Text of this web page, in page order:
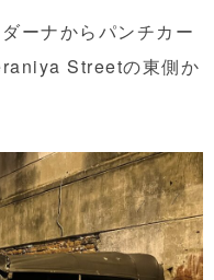
ーナからパンチカー
Streetの東側か